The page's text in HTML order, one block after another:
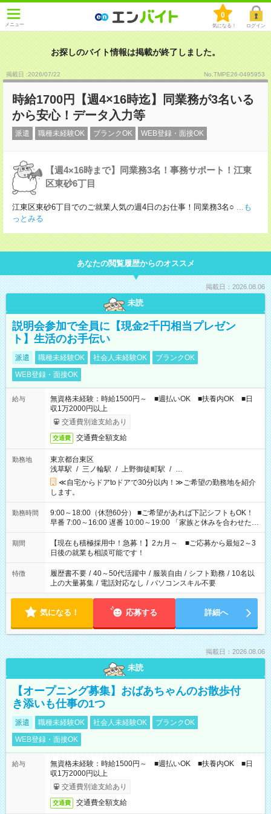
メニュー
0
気になる！ ログイン
お探しのバイト情報は掲載が終了しました。
掲載日 :2026/07/22 No.TMPE26-0495953
時給1700円【週4×16時迄】同業務が3名いる
から安心！データ入力等
派遣 職種未経験OK ブランクOK WEB登録・面接OK
【週4×16時まで】同業務3名！事務サポート！江東
区東砂6丁目
江東区東砂6丁目でのご就業人気の週4日のお仕事！同業務3名○ ...も
っとみる
あなたの閲覧履歴からのオススメ
掲載日：2026.08.06
未読
説明会参加で全員に【現金2千円相当プレゼン
ト】生活のお手伝い
派遣 職種未経験OK 社会人未経験OK
ブランクOK
WEB登録・面接OK
給与
無資格未経験：時給1500円～ ■週払いOK ■扶養内OK ■日
収1万2000円以上
交通費別途支給あり
交通費 交通費全額支給
勤務地
東京都台東区
浅草駅 / 三ノ輪駅 / 上野御徒町駅 / …
≪自宅からドアtoドアで30分以内！≫ご希望の勤務地を紹介
します。
勤務時間
9:00～18:00（休憩60分） ■ご希望があれば下記シフトもOK！
早番 7:00～16:00 遅番 10:00～19:00 「家族と休みを合わせた
い」 「余裕を持って夕飯の準備がしたい」 「できれば残業はし
たくない」 など、ご希望を教えてくださいね。 ※Wワーク希望
の方へ 今ご覧のお仕事で希望する勤務時間と、もう1つのお仕事
の勤務時間。 合計で週40時間を超える場合は応募できません。
期間
【現在も積極採用中！急募！】2カ月～ ■ご応募から最短2～3
日後の就業も相談可能です！
特徴 履歴書不要 / 40～50代活躍中 / 服装自由 / シフト勤務 / 10名以
上の大量募集 / 電話対応なし / パソコンスキル不要
気になる！ 応募する 詳細へ
掲載日：2026.08.06
未読
【オープニング募集】おばあちゃんのお散歩付
き添いも仕事の1つ
派遣 職種未経験OK 社会人未経験OK
ブランクOK
WEB登録・面接OK
給与
無資格未経験：時給1500円～ ■週払いOK ■扶養内OK ■日
収1万2000円以上
交通費別途支給あり
交通費 交通費全額支給